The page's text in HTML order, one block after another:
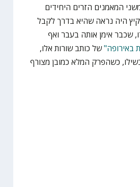
המאמנים הזרים היחידים
היה נראה שהיא בדרך לקבל
שכבר אימן אותה בעבר ואף
באירופה"של כותב שורות אלו,
כשהפרק המלא כמובן מצורף